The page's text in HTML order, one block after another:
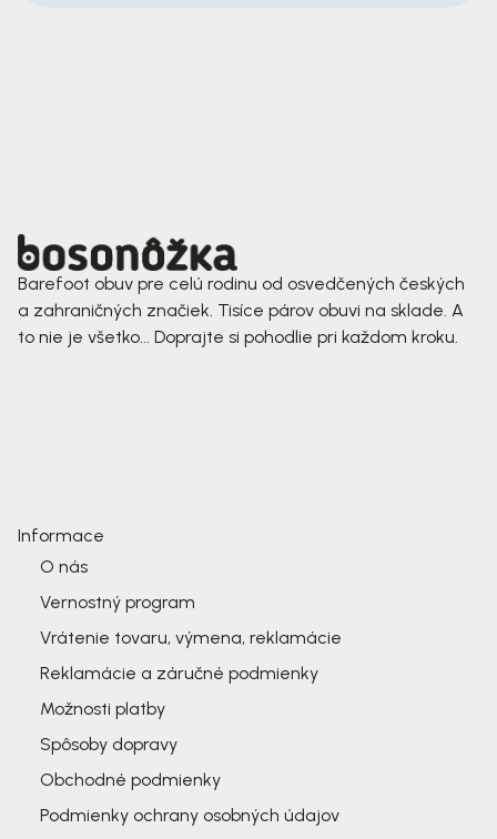
Barefoot obuv pre celú rodinu od osvedčených českých
a zahraničných značiek. Tisíce párov obuvi na sklade. A
to nie je všetko... Doprajte si pohodlie pri každom kroku.
Informace
O nás
Vernostný program
Vrátenie tovaru, výmena, reklamácie
Reklamácie a záručné podmienky
Možnosti platby
Spôsoby dopravy
Obchodné podmienky
Podmienky ochrany osobných údajov